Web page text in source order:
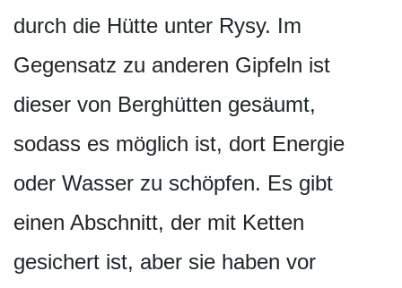
durch die Hütte unter Rysy. Im
Gegensatz zu anderen Gipfeln ist
dieser von Berghütten gesäumt,
sodass es möglich ist, dort Energie
oder Wasser zu schöpfen. Es gibt
einen Abschnitt, der mit Ketten
gesichert ist, aber sie haben vor